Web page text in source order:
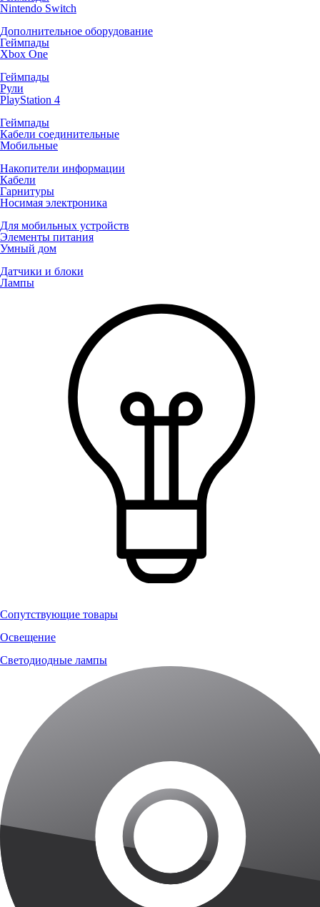
Nintendo Switch
Дополнительное оборудование
Геймпады
Xbox One
Геймпады
Рули
PlayStation 4
Геймпады
Кабели соединительные
Мобильные
Накопители информации
Кабели
Гарнитуры
Носимая электроника
Для мобильных устройств
Элементы питания
Умный дом
Датчики и блоки
Лампы
Сопутствующие товары
Освещение
Светодиодные лампы